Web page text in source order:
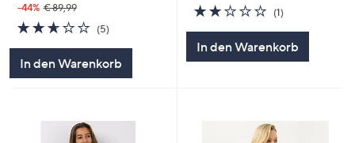
-44% € 89,99
2.6
von
(5)5
In den Warenkorb
2.0
von
(1)
In den Warenkorb